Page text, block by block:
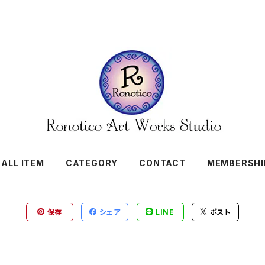
ALL ITEM CATEGORY CONTACT
保存 シェア LINE ポスト